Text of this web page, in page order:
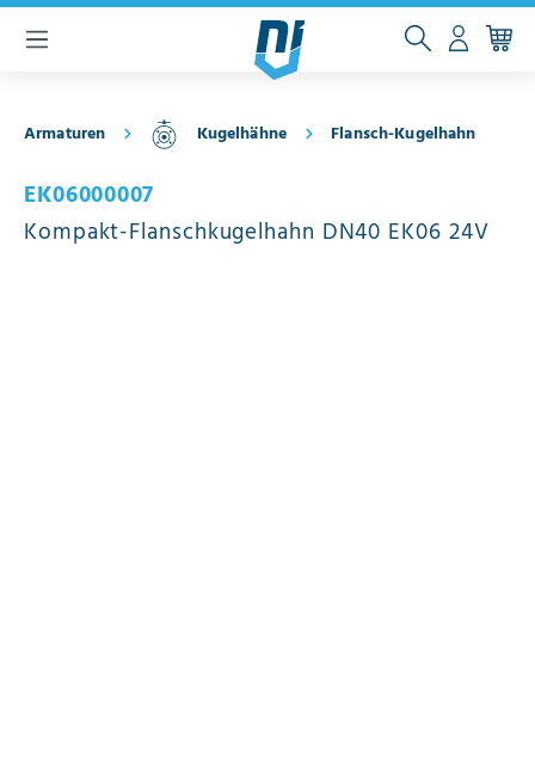
springen
Armaturen Kugelhähne Flansch-Kugelhahn
EK06000007
Kompakt-Flanschkugelhahn DN40 EK06 24V